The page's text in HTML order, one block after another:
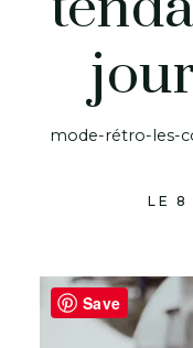
mode-rétro-les-
LE 8
Save